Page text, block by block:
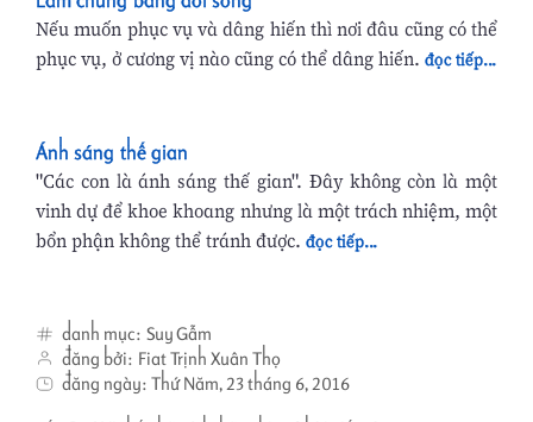
Nếu muốn phục vụ và dâng hiến thì nơi đâu cũng có thể
phục vụ, ở cương vị nào cũng có thể dâng hiến. đọc tiếp...
Ánh sáng thế gian
"Các con là ánh sáng thế gian". Đây không còn là một
vinh dự để khoe khoang nhưng là một trách nhiệm, một
bổn phận không thể tránh được. đọc tiếp...
danh mục: Suy Gẫm
đăng bởi: Fiat Trịnh Xuân Thọ
đăng ngày: Thứ Năm, 23 tháng 6, 2016